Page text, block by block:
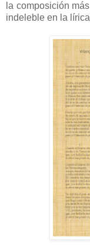
la composición
indeleble en la